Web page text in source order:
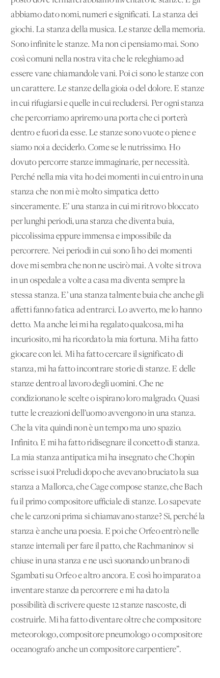
abbiamo dato nomi, numeri e significati. La stanza dei
giochi. La stanza della musica. Le stanze della memoria.
Sono infinite le stanze. Ma non ci pensiamo mai. Sono
così comuni nella nostra vita che le releghiamo ad
essere vane chiamandole vani. Poi ci sono le stanze con
un carattere. Le stanze della gioia o del dolore. E stanze
in cui rifugiarsi e quelle in cui recludersi. Per ogni stanza
che percorriamo apriremo una porta che ci porterà
dentro e fuori da esse. Le stanze sono vuote o piene e
siamo noi a deciderlo. Come se le nutrissimo. Ho
dovuto percorre stanze immaginarie, per necessità.
Perché nella mia vita ho dei momenti in cui entro in una
stanza che non mi è molto simpatica detto
sinceramente. E’ una stanza in cui mi ritrovo bloccato
per lunghi periodi, una stanza che diventa buia,
piccolissima eppure immensa e impossibile da
percorrere. Nei periodi in cui sono lì ho dei momenti
dove mi sembra che non ne uscirò mai. A volte si trova
in un ospedale a volte a casa ma diventa sempre la
stessa stanza. E’ una stanza talmente buia che anche gli
affetti fanno fatica ad entrarci. Lo avverto, me lo hanno
detto. Ma anche lei mi ha regalato qualcosa, mi ha
incuriosito, mi ha ricordato la mia fortuna. Mi ha fatto
giocare con lei. Mi ha fatto cercare il significato di
stanza, mi ha fatto incontrare storie di stanze. E delle
stanze dentro al lavoro degli uomini. Che ne
condizionano le scelte o ispirano loro malgrado. Quasi
tutte le creazioni dell’uomo avvengono in una stanza.
Che la vita quindi non è un tempo ma uno spazio.
Infinito. E mi ha fatto ridisegnare il concetto di stanza.
La mia stanza antipatica mi ha insegnato che Chopin
scrisse i suoi Preludi dopo che avevano bruciato la sua
stanza a Mallorca, che Cage compose stanze, che Bach
fu il primo compositore ufficiale di stanze. Lo sapevate
che le canzoni prima si chiamavano stanze? Si, perché la
stanza è anche una poesia. E poi che Orfeo entrò nelle
stanze internali per fare il patto, che Rachmaninov si
chiuse in una stanza e ne uscì suonando un brano di
Sgambati su Orfeo e altro ancora. E così ho imparato a
inventare stanze da percorrere e mi ha dato la
possibilità di scrivere queste 12 stanze nascoste, di
costruirle. Mi ha fatto diventare oltre che compositore
meteorologo, compositore pneumologo o compositore
oceanografo anche un compositore carpentiere”.